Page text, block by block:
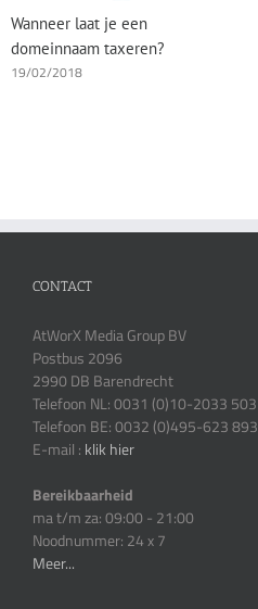
Wanneer laat je een
domeinnaam taxeren?
19/02/2018
CONTACT
AtWorX Media Group BV
Postbus 2096
2990 DB Barendrecht
Telefoon NL: 0031 (0)10-2033 503
Telefoon BE: 0032 (0)495-623 893
E-mail : klik hier
Bereikbaarheid
ma t/m za: 09:00 - 21:00
Noodnummer: 24 x 7
Meer...